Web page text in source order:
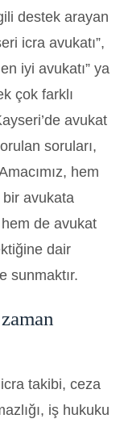
destek arayan
icra avukatı”,
iyi avukatı” ya
çok farklı
avukat
soruları,
hem
avukata
de avukat
dair
sunmaktır.
takibi, ceza
iş hukuku